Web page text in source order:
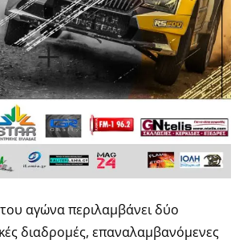
αγώνα περιλαμβάνει δύο
διαδρομές, επαναλαμβανόμενες